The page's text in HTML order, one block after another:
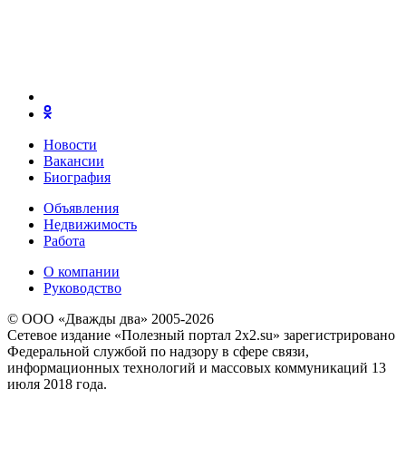
Новости
Вакансии
Биография
Объявления
Недвижимость
Работа
О компании
Руководство
© ООО «Дважды два» 2005-2026
Сетевое издание «Полезный портал 2x2.su» зарегистрировано
Федеральной службой по надзору в сфере связи,
информационных технологий и массовых коммуникаций 13
июля 2018 года.